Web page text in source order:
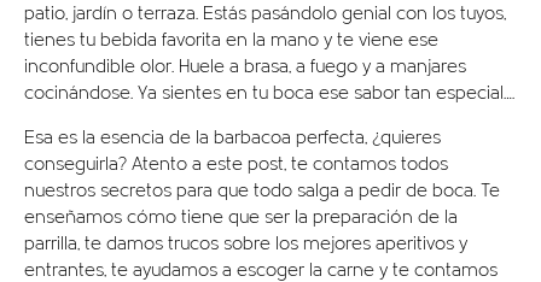
patio, jardín o terraza. Estás pasándolo genial con los tuyos,
tienes tu bebida favorita en la mano y te viene ese
inconfundible olor. Huele a brasa, a fuego y a manjares
cocinándose. Ya sientes en tu boca ese sabor tan especial….
Esa es la esencia de la barbacoa perfecta, ¿quieres
conseguirla? Atento a este post, te contamos todos
nuestros secretos para que todo salga a pedir de boca. Te
enseñamos cómo tiene que ser la preparación de la
parrilla, te damos trucos sobre los mejores aperitivos y
entrantes, te ayudamos a escoger la carne y te contamos